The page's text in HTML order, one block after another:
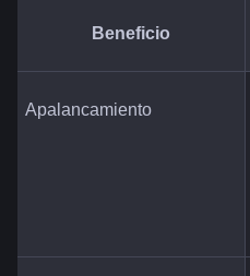
Beneficio
Apalancamiento